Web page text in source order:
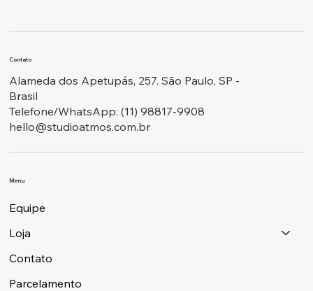
Contato
Alameda dos Apetupás, 257. São Paulo, SP -
Brasil
Telefone/WhatsApp: ‭(11) 98817-9908
hello@studioatmos.com.br
Menu
Equipe
Loja
Contato
Parcelamento